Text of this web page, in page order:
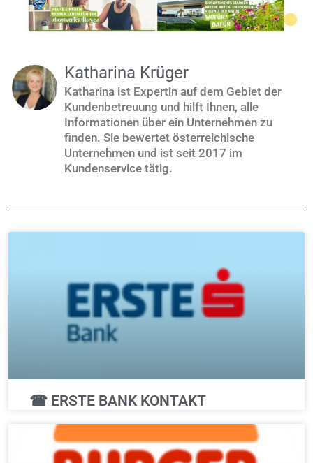
Katharina Krüger
Katharina ist Expertin auf dem Gebiet der
Kundenbetreuung und hilft Ihnen, alle
Informationen über ein Unternehmen zu
finden. Sie bewertet österreichische
Unternehmen und ist seit 2017 im
Kundenservice tätig.
☎ ERSTE BANK KONTAKT